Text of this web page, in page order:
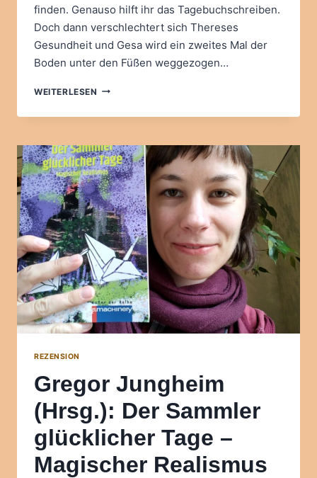
finden. Genauso hilft ihr das Tagebuchschreiben.
Doch dann verschlechtert sich Thereses
Gesundheit und Gesa wird ein zweites Mal der
Boden unter den Füßen weggezogen…
WEITERLESEN CORINA
GRÜNES
REZENSION
Gregor Jungheim
(Hrsg.): Der Sammler
glücklicher Tage –
Magischer Realismus